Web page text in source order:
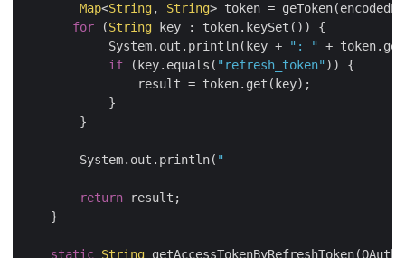
Map<String, String> token =
for (String key : token.keySet()) {
            System.out.println(key +
": "
+
if (key.equals( "refresh_token" )) {
                result = token.get(key);
            }
        }
        System.out.println(
return result;
    }
static String